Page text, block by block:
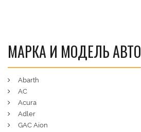
МАРКА И МОДЕЛЬ АВТО
Abarth
AC
Acura
Adler
GAC Aion